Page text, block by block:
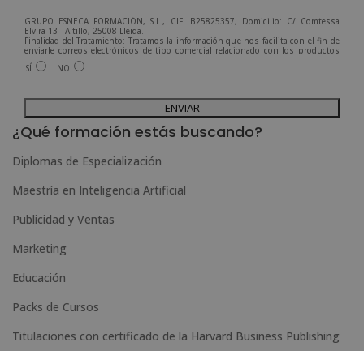
GRUPO ESNECA FORMACIÓN, S.L., CIF: B25825357, Domicilio: C/ Comtessa
Elvira 13 - Altillo, 25008 Lleida.
Finalidad del Tratamiento: Tratamos la información que nos facilita con el fin de
enviarle correos electrónicos de tipo comercial relacionado con los productos
ofrecidos y otros tipo de productos que fueran de su interés.
Legitimación del tratamiento: Consentimiento del interesado.
Para más información consulte nuestra Política de Privacidad.
Desea recibir información comercial (vía telefónica y/o email):
SÍ NO
A
l
e
r
n
i
v
e
¿Qué formación estás buscando?
Diplomas de Especialización
Maestría en Inteligencia Artificial
Publicidad y Ventas
Marketing
Educación
Packs de Cursos
Titulaciones con certificado de la Harvard Business Publishing